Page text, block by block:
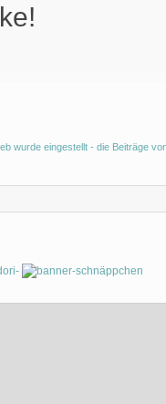
wurde eingestellt - die Beiträge